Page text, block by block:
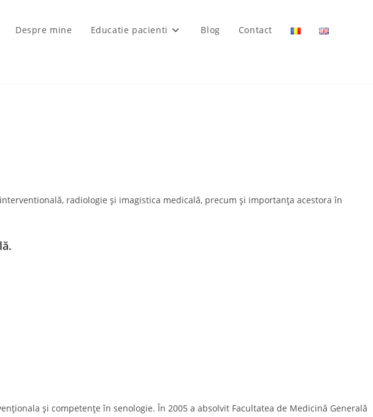
Despre mine Educatie pacienti Blog Contact
radiologie și imagistica medicală, precum și importanța acestora în
și competențe în senologie. În 2005 a absolvit Facultatea de Medicină Generală